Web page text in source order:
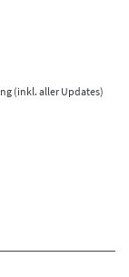
(inkl. aller Updates)